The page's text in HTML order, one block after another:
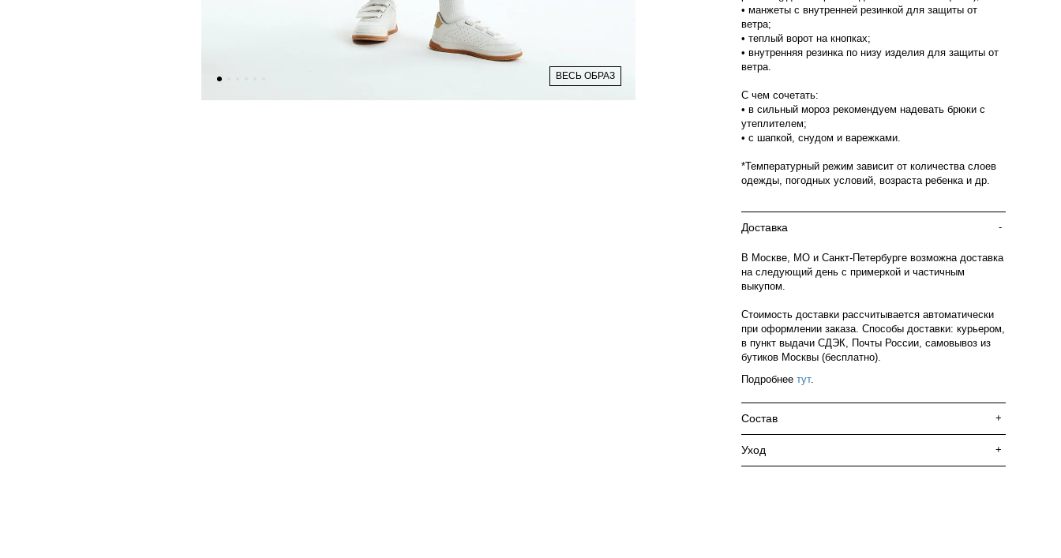
ВЕСЬ ОБРАЗ
• манжеты с внутренней резинкой для защиты от
ветра;
• теплый ворот на кнопках;
• внутренняя резинка по низу изделия для защиты от
ветра.
С чем сочетать:
• в сильный мороз рекомендуем надевать брюки с
утеплителем;
• с шапкой, снудом и варежками.
*Температурный режим зависит от количества слоев
одежды, погодных условий, возраста ребенка и др.
Доставка -
В Москве, МО и Санкт-Петербурге возможна доставка
на следующий день с примеркой и частичным
выкупом.
Стоимость доставки рассчитывается автоматически
при оформлении заказа. Способы доставки: курьером,
в пункт выдачи СДЭК, Почты России, самовывоз из
бутиков Москвы (бесплатно).
Подробнее тут.
Состав +
Уход +